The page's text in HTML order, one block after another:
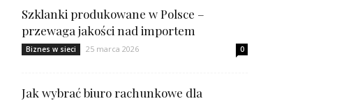
Szklanki produkowane w Polsce –
przewaga jakości nad importem
Biznes w sieci 25 marca 2026 0
Jak wybrać biuro rachunkowe dla